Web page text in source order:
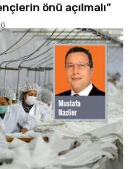
önü açılmalı”